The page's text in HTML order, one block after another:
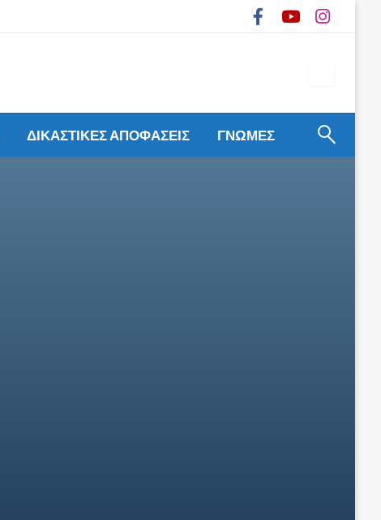
ΔΙΚΑΣΤΙΚΕΣ ΑΠΟΦΑΣΕΙΣ ΓΝΩΜΕΣ